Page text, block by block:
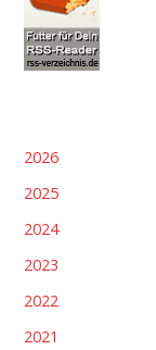
2026
2025
2024
2023
2022
2021